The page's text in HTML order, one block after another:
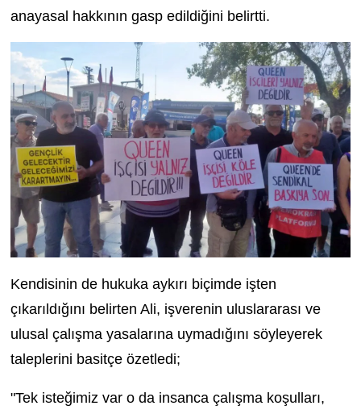
anayasal hakkının gasp edildiğini belirtti.
Kendisinin de hukuka aykırı biçimde işten
çıkarıldığını belirten Ali, işverenin uluslararası ve
ulusal çalışma yasalarına uymadığını söyleyerek
taleplerini basitçe özetledi;
"Tek isteğimiz var o da insanca çalışma koşulları,